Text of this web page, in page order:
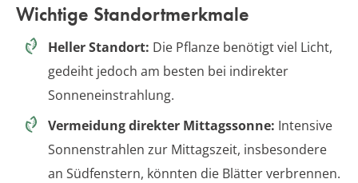
Wichtige Standortmerkmale
Heller Standort: Die Pflanze benötigt viel Licht,
gedeiht jedoch am besten bei indirekter
Sonneneinstrahlung.
Vermeidung direkter Mittagssonne: Intensive
Sonnenstrahlen zur Mittagszeit, insbesondere
an Südfenstern, könnten die Blätter verbrennen.